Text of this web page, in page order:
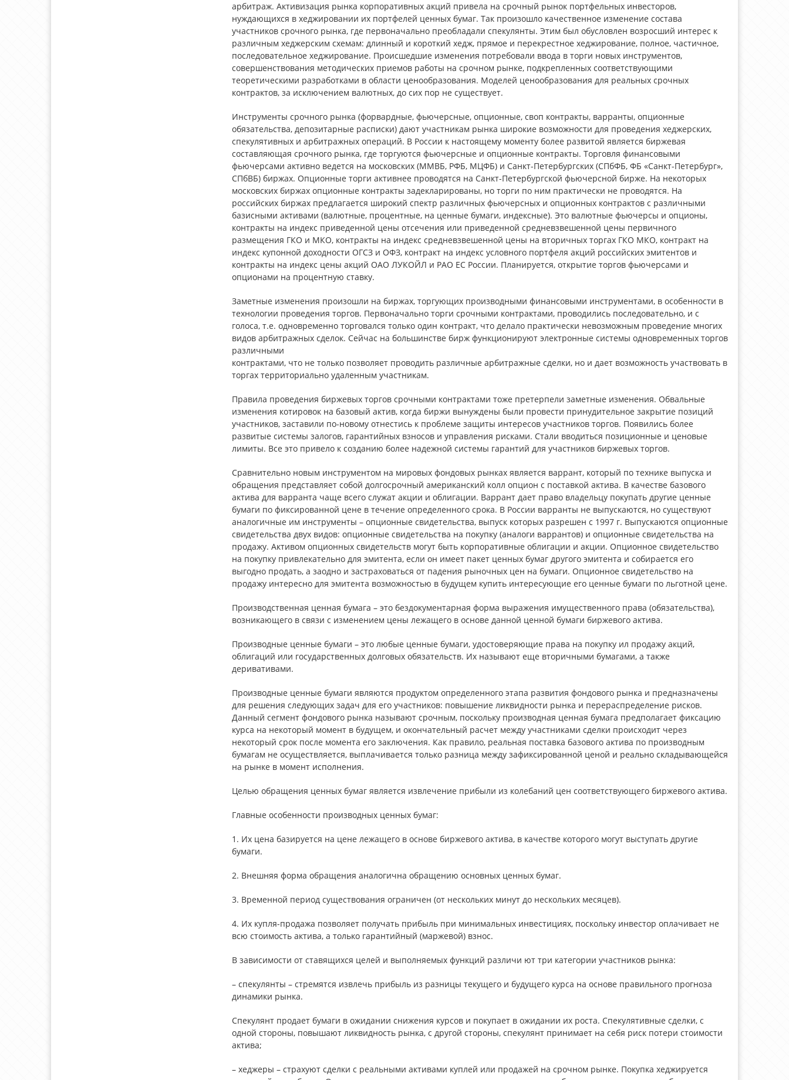
арбитраж. Активизация рынка корпоративных акций привела на срочный рынок портфельных инвесторов,
нуждающихся в хеджировании их портфелей ценных бумаг. Так произошло качественное изменение состава
участников срочного рынка, где первоначально преобладали спекулянты. Этим был обусловлен возросший интерес к
различным хеджерским схемам: длинный и короткий хедж, прямое и перекрестное хеджирование, полное, частичное,
последовательное хеджирование. Происшедшие изменения потребовали ввода в торги новых инструментов,
совершенствования методических приемов работы на срочном рынке, подкрепленных соответствующими
теоретическими разработками в области ценообразования. Моделей ценообразования для реальных срочных
контрактов, за исключением валютных, до сих пор не существует.
Инструменты срочного рынка (форвардные, фьючерсные, опционные, своп контракты, варранты, опционные
обязательства, депозитарные расписки) дают участникам рынка широкие возможности для проведения хеджерских,
спекулятивных и арбитражных операций. В России к настоящему моменту более развитой является биржевая
составляющая срочного рынка, где торгуются фьючерсные и опционные контракты. Торговля финансовыми
фьючерсами активно ведется на московских (ММВБ, РФБ, МЦФБ) и Санкт-Петербургских (СПбФБ, ФБ «Санкт-Петербург»,
СПбВБ) биржах. Опционные торги активнее проводятся на Санкт-Петербургской фьючерсной бирже. На некоторых
московских биржах опционные контракты задекларированы, но торги по ним практически не проводятся. На
российских биржах предлагается широкий спектр различных фьючерсных и опционных контрактов с различными
базисными активами (валютные, процентные, на ценные бумаги, индексные). Это валютные фьючерсы и опционы,
контракты на индекс приведенной цены отсечения или приведенной средневзвешенной цены первичного
размещения ГКО и МКО, контракты на индекс средневзвешенной цены на вторичных торгах ГКО МКО, контракт на
индекс купонной доходности ОГСЗ и ОФЗ, контракт на индекс условного портфеля акций российских эмитентов и
контракты на индекс цены акций ОАО ЛУКОЙЛ и РАО ЕС России. Планируется, открытие торгов фьючерсами и
опционами на процентную ставку.
Заметные изменения произошли на биржах, торгующих производными финансовыми инструментами, в особенности в
технологии проведения торгов. Первоначально торги срочными контрактами, проводились последовательно, и c
голоса, т.е. одновременно торговался только один контракт, что делало практически невозможным проведение многих
видов арбитражных сделок. Сейчас на большинстве бирж функционируют электронные системы одновременных торгов
различными
контрактами, что не только позволяет проводить различные арбитражные сделки, но и дает возможность участвовать в
торгах территориально удаленным участникам.
Правила проведения биржевых торгов срочными контрактами тоже претерпели заметные изменения. Обвальные
изменения котировок на базовый актив, когда биржи вынуждены были провести принудительное закрытие позиций
участников, заставили по-новому отнестись к проблеме защиты интересов участников торгов. Появились более
развитые системы залогов, гарантийных взносов и управления рисками. Стали вводиться позиционные и ценовые
лимиты. Все это привело к созданию более надежной системы гарантий для участников биржевых торгов.
Сравнительно новым инструментом на мировых фондовых рынках является варрант, который по технике выпуска и
обращения представляет собой долгосрочный американский колл опцион с поставкой актива. В качестве базового
актива для варранта чаще всего служат акции и облигации. Варрант дает право владельцу покупать другие ценные
бумаги по фиксированной цене в течение определенного срока. В России варранты не выпускаются, но существуют
аналогичные им инструменты – опционные свидетельства, выпуск которых разрешен с 1997 г. Выпускаются опционные
свидетельства двух видов: опционные свидетельства на покупку (аналоги варрантов) и опционные свидетельства на
продажу. Активом опционных свидетельств могут быть корпоративные облигации и акции. Опционное свидетельство
на покупку привлекательно для эмитента, если он имеет пакет ценных бумаг другого эмитента и собирается его
выгодно продать, а заодно и застраховаться от падения рыночных цен на бумаги. Опционное свидетельство на
продажу интересно для эмитента возможностью в будущем купить интересующие его ценные бумаги по льготной цене.
Производственная ценная бумага – это бездокументарная форма выражения имущественного права (обязательства),
возникающего в связи с изменением цены лежащего в основе данной ценной бумаги биржевого актива.
Производные ценные бумаги – это любые ценные бумаги, удостоверяющие права на покупку ил продажу акций,
облигаций или государственных долговых обязательств. Их называют еще вторичными бумагами, а также
деривативами.
Производные ценные бумаги являются продуктом определенного этапа развития фондового рынка и предназначены
для решения следующих задач для его участников: повышение ликвидности рынка и перераспределение рисков.
Данный сегмент фондового рынка называют срочным, поскольку производная ценная бумага предполагает фиксацию
курса на некоторый момент в будущем, и окончательный расчет между участниками сделки происходит через
некоторый срок после момента его заключения. Как правило, реальная поставка базового актива по производным
бумагам не осуществляется, выплачивается только разница между зафиксированной ценой и реально складывающейся
на рынке в момент исполнения.
Целью обращения ценных бумаг является извлечение прибыли из колебаний цен соответствующего биржевого актива.
Главные особенности производных ценных бумаг:
1. Их цена базируется на цене лежащего в основе биржевого актива, в качестве которого могут выступать другие
бумаги.
2. Внешняя форма обращения аналогична обращению основных ценных бумаг.
3. Временной период существования ограничен (от нескольких минут до нескольких месяцев).
4. Их купля-продажа позволяет получать прибыль при минимальных инвестициях, поскольку инвестор оплачивает не
всю стоимость актива, а только гарантийный (маржевой) взнос.
В зависимости от ставящихся целей и выполняемых функций различи ют три категории участников рынка:
– спекулянты – стремятся извлечь прибыль из разницы текущего и будущего курса на основе правильного прогноза
динамики рынка.
Спекулянт продает бумаги в ожидании снижения курсов и покупает в ожидании их роста. Спекулятивные сделки, с
одной стороны, повышают ликвидность рынка, с другой стороны, спекулянт принимает на себя риск потери стоимости
актива;
– хеджеры – страхуют сделки с реальными активами куплей или продажей на срочном рынке. Покупка хеджируется